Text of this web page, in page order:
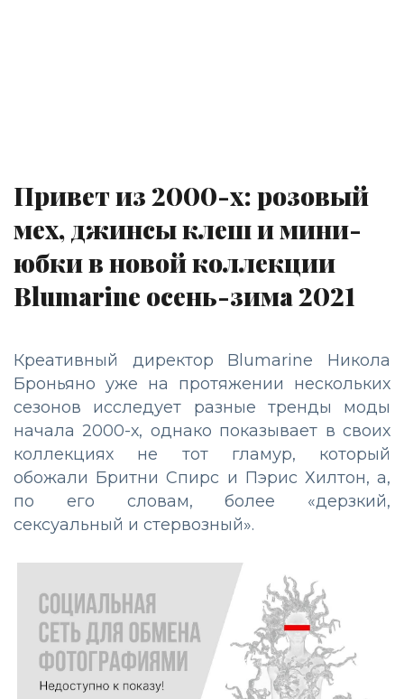
Привет из 2000-х: розовый
мех, джинсы клеш и мини-
юбки в новой коллекции
Blumarine осень-зима 2021
Креативный директор Blumarine Никола
Броньяно уже на протяжении нескольких
сезонов исследует разные тренды моды
начала 2000-х, однако показывает в своих
коллекциях не тот гламур, который
обожали Бритни Спирс и Пэрис Хилтон, а,
по его словам, более «дерзкий,
сексуальный и стервозный».